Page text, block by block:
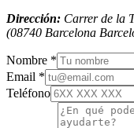
Dirección: Carrer de la
(08740 Barcelona
Nombre *
Email *
Teléfono